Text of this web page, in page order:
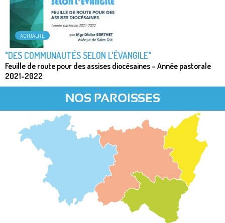
ACTUALITÉ
"DES COMMUNAUTÉS SELON L'ÉVANGILE"
Feuille de route pour des assises diocésaines – Année pastorale
2021-2022
NOS PAROISSES